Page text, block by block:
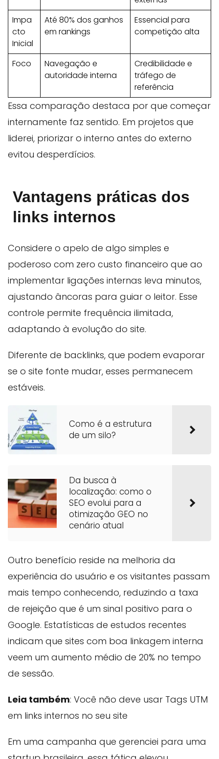
Impa
cto
Inicial
Até 80% dos ganhos
em rankings
Essencial para
competição alta
Foco
Navegação e
autoridade interna
Credibilidade e
tráfego de
referência
Essa comparação destaca por que começar
internamente faz sentido. Em projetos que
liderei, priorizar o interno antes do externo
evitou desperdícios.
Vantagens práticas dos
links internos
Considere o apelo de algo simples e
poderoso com zero custo financeiro que ao
implementar ligações internas leva minutos,
ajustando âncoras para guiar o leitor. Esse
controle permite frequência ilimitada,
adaptando à evolução do site.
Diferente de backlinks, que podem evaporar
se o site fonte mudar, esses permanecem
estáveis.
Como é a estrutura
de um silo?
Da busca à
localização: como o
SEO evolui para a
otimização GEO no
cenário atual
Outro benefício reside na melhoria da
experiência do usuário e os visitantes passam
mais tempo conhecendo, reduzindo a taxa
de rejeição que é um sinal positivo para o
Google. Estatísticas de estudos recentes
indicam que sites com boa linkagem interna
veem um aumento médio de 20% no tempo
de sessão.
Leia também: Você não deve usar Tags UTM
em links internos no seu site
Em uma campanha que gerenciei para uma